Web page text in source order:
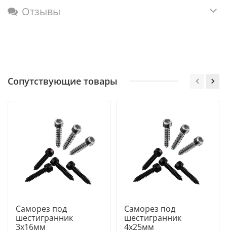
Отзывы
Сопутствующие товары
Саморез под
шестигранник
3х16мм
Саморез под
шестигранник
4х25мм